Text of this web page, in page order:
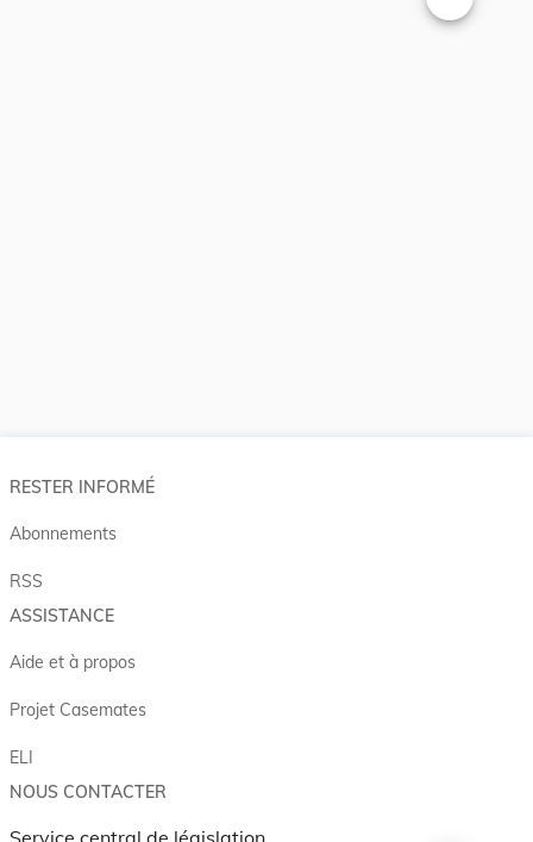
Changer la
RESTER INFORMÉ
Abonnements
RSS
ASSISTANCE
Aide et à propos
Projet Casemates
ELI
NOUS CONTACTER
Service central de législation